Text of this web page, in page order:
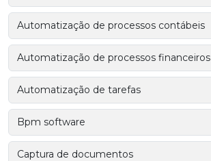
Automatização de processos contábeis
Automatização de processos financeiros
Automatização de tarefas
Bpm software
Captura de documentos